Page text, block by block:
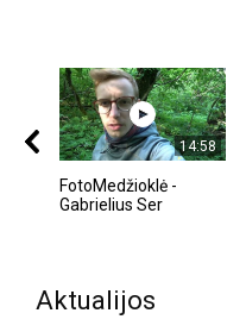
14:58
FotoMedžioklė -
Gabrielius Ser
Aktualijos